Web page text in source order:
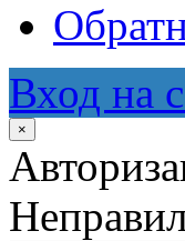
Вход на
×